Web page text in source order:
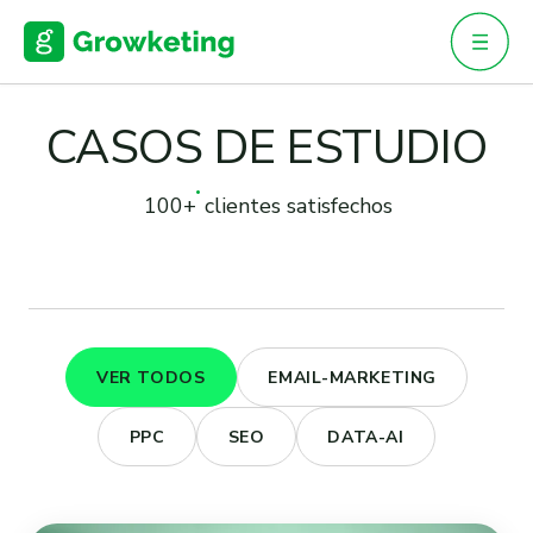
content
CASOS DE ESTUDIO
100+ clientes satisfechos
VER TODOS EMAIL-MARKETING
PPC SEO DATA-AI